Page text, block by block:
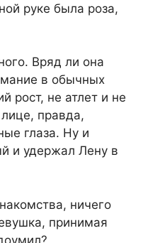
руке была роза,
Вряд ли она
в обычных
рост, не атлет и не
правда,
глаза. Ну и
и удержал Лену в
ничего
принимая